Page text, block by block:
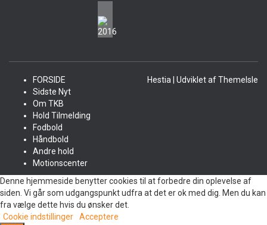
FORSIDE
Sidste Nyt
Om TKB
Hold Tilmelding
Fodbold
Håndbold
Andre hold
Motionscenter
Hestia | Udviklet afThemeIsle
Denne hjemmeside benytter cookies til at forbedre din oplevelse af
siden. Vi går som udgangspunkt udfra at det er ok med dig. Men du kan
fra vælge dette hvis du ønsker det.
Cookie indstillinger
Acceptere